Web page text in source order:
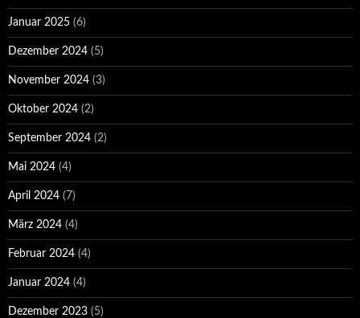
Januar 2025 (6)
Dezember 2024 (5)
November 2024 (3)
Oktober 2024 (2)
September 2024 (2)
Mai 2024 (4)
April 2024 (7)
März 2024 (4)
Februar 2024 (4)
Januar 2024 (4)
Dezember 2023 (5)